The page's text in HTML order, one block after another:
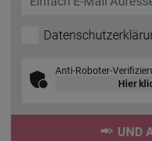
Anti-Roboter-
Hier
UND